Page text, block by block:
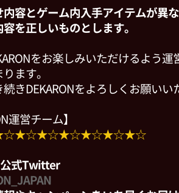
容とゲーム内入手アイテムが異
容を正しいものとします。
をお楽しみいただけるよう
ます。
続きDEKARONをよろしくお願いい
運営チーム】
公式Twitter